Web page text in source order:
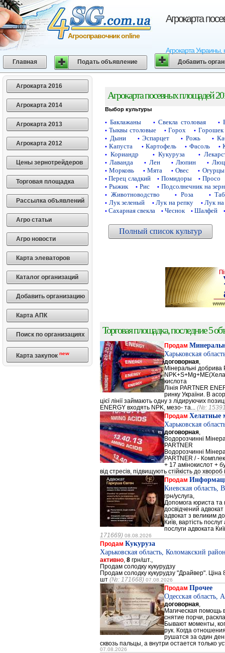
Агрокарта
Агрокарта
Агросправочник online
Главная Подать объявление Добавить
Агрокарта 2016
Агрокарта 2014
Агрокарта 2013
Агрокарта 2012
Цены зернотрейдеров
Торговая площадка
Рассылка объявлений
Агро статьи
Агро новости
Карта элеваторов
Каталог организаций
Добавить организацию
Карта АПК
Поиск по организациях
Карта закупок new
Агрокарта посевных площадей
Выбор культуры
• Баклажаны • Свекла столовая •
• Тыквы столовые • Горох • Горошек
• Дыни • Эспарцет • Рожь •
• Капуста • Картофель • Фасоль •
• Кориандр • Кукуруза •
• Лаванда • Лен • Люпин •
• Морковь • Мята • Овес • Огурцы
• Перец сладкий • Помидоры • Просо
• Рыжик • Рис • Подсолнечник на
• Животноводство • Роза •
• Лук зеленый • Лук на репку • Лук на
• Сахарная свекла • Чеснок • Шалфей •
Полный список культур
Торговая площадка, последние 5
Продам
Харьковская
договорная
Мінеральні добрива
кислота
Лінія PARTNER
ринку України. В
цієї лінії займають одну з лідируючих
ENERGY входять NPK, мезо- та... (№:
Продам Хелатные
Харьковская
договорная
Водорозчинні
PARTNER
Водорозчинні
PARTNER / -
+ 17 амінокислот +
від стресів, підвищують стійкість до хвороб
Продам
Киевская область,
грн/услуга,
Допомога юриста та
досвідчений
адвокат з великим
Київ, вартість
послуги адвоката
171669) 08.08.2026
Продам Кукуруза
Харьковская область, Коломакский
активно 8 грн/шт.,
Продам солодку кукурудзу
Продам солодку кукурудзу "Драйвер". Ціна
шт (№: 171668) 07.08.2026
Продам Прочее
Одесская область,
договорная
Магическая помощь
снятие порчи,
Бывают моменты,
рук. Когда
рушатся за один
сквозь пальцы, а внутри остается только
07.08.2026